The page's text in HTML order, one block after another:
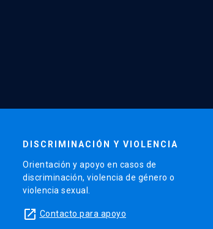
DISCRIMINACIÓN Y VIOLENCIA
Orientación y apoyo en casos de
discriminación, violencia de género o
violencia sexual.
launch Contacto para apoyo